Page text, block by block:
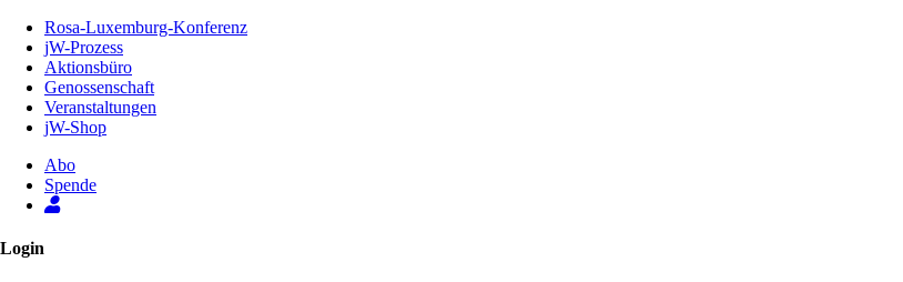
Inhalt
Seite
Rosa-Luxemburg-Konferenz
jW-Prozess
Aktionsbüro
Genossenschaft
Veranstaltungen
jW-Shop
Abo
Spende
Login